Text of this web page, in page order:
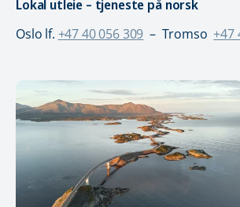
Lokal utleie – tjeneste på norsk
Oslo lf. +47 40 056 309 – Tromso+47